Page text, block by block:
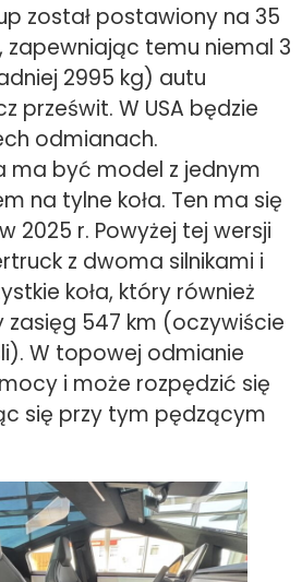
został postawiony na 35
zapewniając temu niemal 3
2995 kg) autu
prześwit. W USA będzie
odmianach.
ma być model z jednym
na tylne koła. Ten ma się
2025 r. Powyżej tej wersji
z dwoma silnikami i
koła, który również
zasięg 547 km (oczywiście
W topowej odmianie
i może rozpędzić się
się przy tym pędzącym